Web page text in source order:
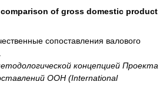
of gross domestic product
сопоставления валового
концепцией Проекта
ООН (International